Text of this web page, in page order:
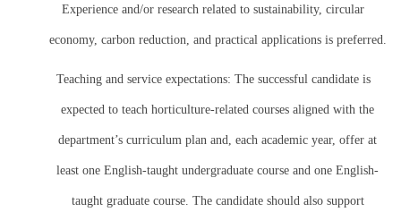
Experience and/or research related to sustainability, circular
economy, carbon reduction, and practical applications is preferred.
Teaching and service expectations: The successful candidate is
expected to teach horticulture-related courses aligned with the
department’s curriculum plan and, each academic year, offer at
least one English-taught undergraduate course and one English-
taught graduate course. The candidate should also support